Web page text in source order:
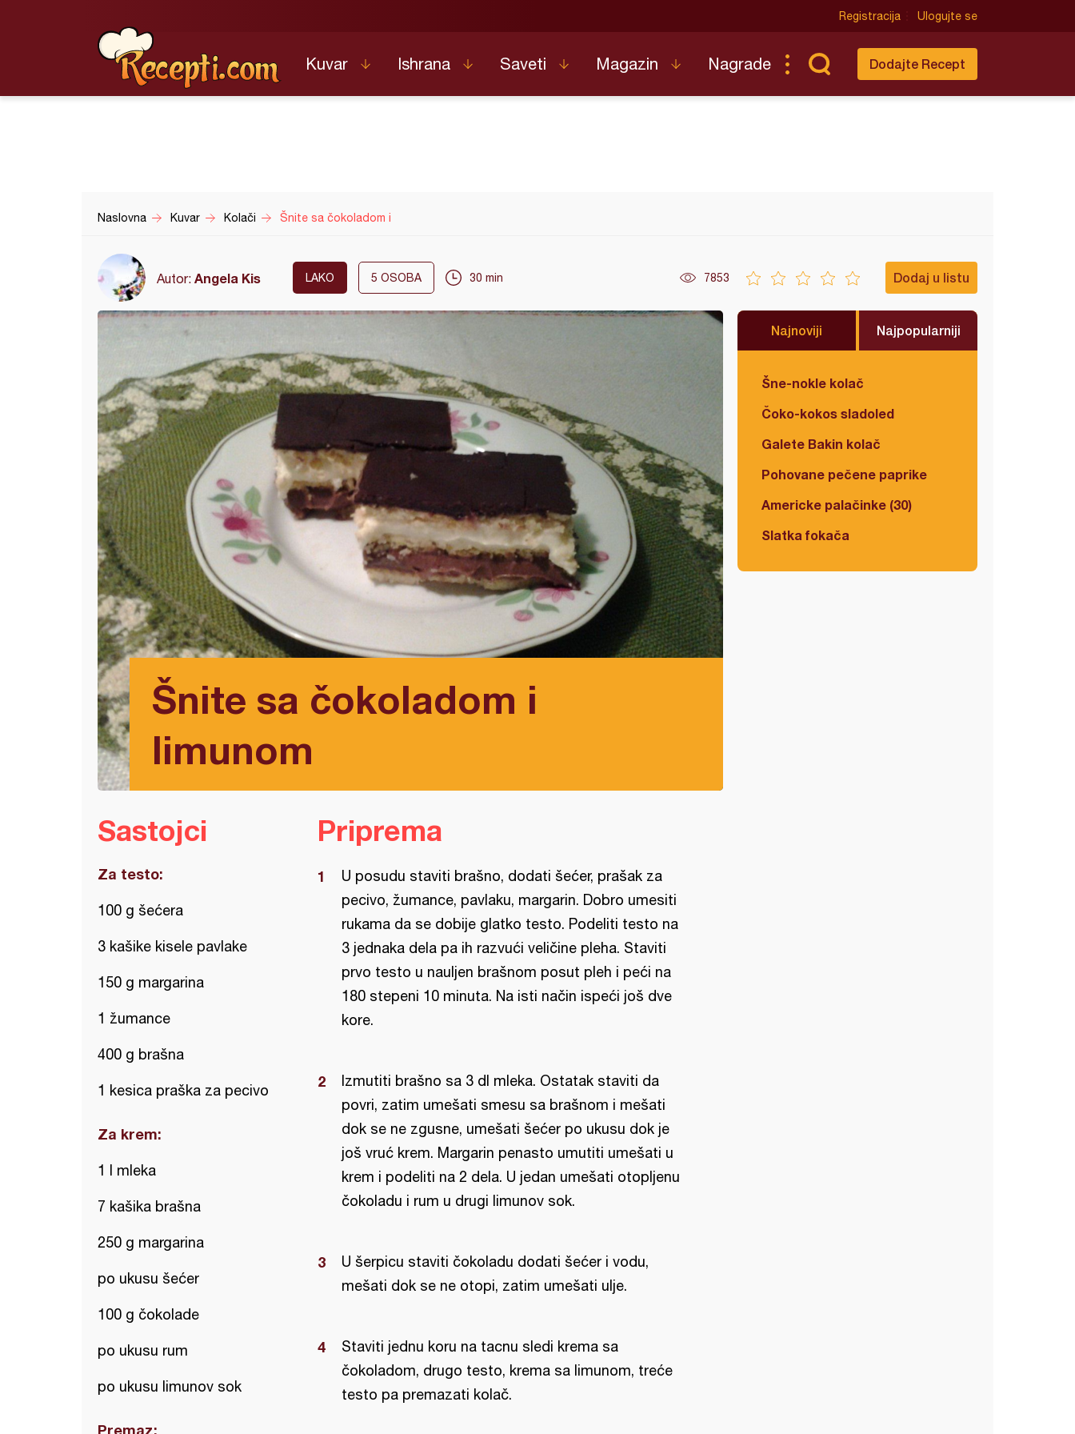
Registracija Ulogujte se
Kuvar Ishrana Saveti Magazin Nagrade Dodajte Recept
Naslovna Kuvar Kolači Šnite sa čokoladom i
Autor: Angela Kis LAKO 5 OSOBA 30 min 7853 Dodaj u listu
Šnite sa čokoladom i
limunom
Najnoviji Najpopularniji
Šne-nokle kolač
Čoko-kokos sladoled
Galete Bakin kolač
Pohovane pečene paprike
Americke palačinke (30)
Slatka fokača
Sastojci
Za testo:
100 g šećera
3 kašike kisele pavlake
150 g margarina
1 žumance
400 g brašna
1 kesica praška za pecivo
Za krem:
1 l mleka
7 kašika brašna
250 g margarina
po ukusu šećer
100 g čokolade
po ukusu rum
po ukusu limunov sok
Premaz:
Priprema
U posudu staviti brašno, dodati šećer, prašak za
pecivo, žumance, pavlaku, margarin. Dobro umesiti
rukama da se dobije glatko testo. Podeliti testo na
3 jednaka dela pa ih razvući veličine pleha. Staviti
prvo testo u nauljen brašnom posut pleh i peći na
180 stepeni 10 minuta. Na isti način ispeći još dve
kore.
Izmutiti brašno sa 3 dl mleka. Ostatak staviti da
povri, zatim umešati smesu sa brašnom i mešati
dok se ne zgusne, umešati šećer po ukusu dok je
još vruć krem. Margarin penasto umutiti umešati u
krem i podeliti na 2 dela. U jedan umešati otopljenu
čokoladu i rum u drugi limunov sok.
U šerpicu staviti čokoladu dodati šećer i vodu,
mešati dok se ne otopi, zatim umešati ulje.
Staviti jednu koru na tacnu sledi krema sa
čokoladom, drugo testo, krema sa limunom, treće
testo pa premazati kolač.